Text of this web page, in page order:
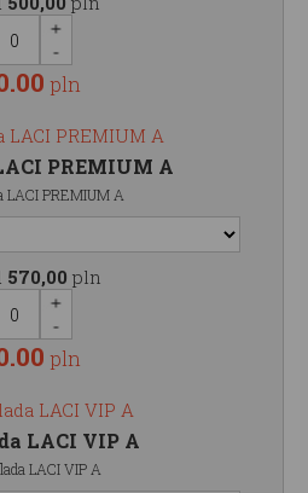
pln
PREMIUM A
LACI PREMIUM A
570,00 pln
pln
LACI VIP A
LACI VIP A